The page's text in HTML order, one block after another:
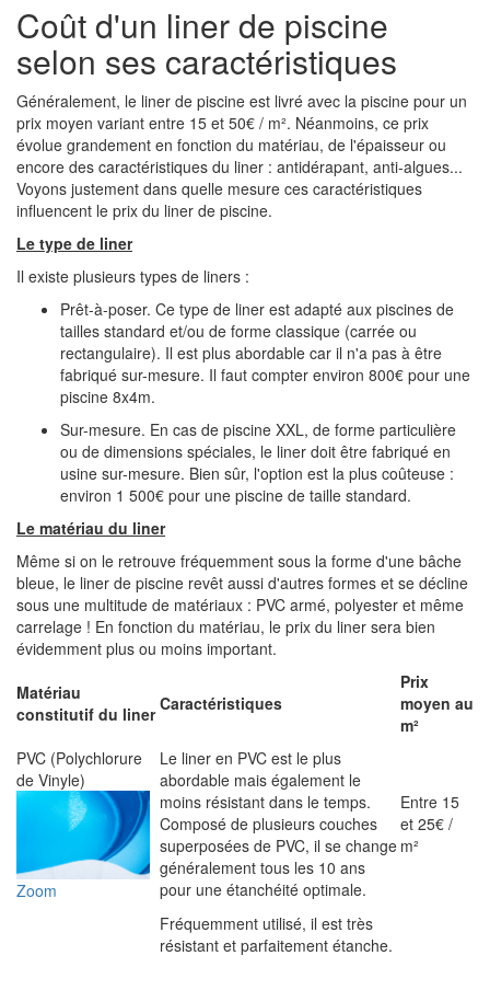
Coût d'un liner de piscine
selon ses caractéristiques
Généralement, le liner de piscine est livré avec la piscine pour un
prix moyen variant entre 15 et 50€ / m². Néanmoins, ce prix
évolue grandement en fonction du matériau, de l'épaisseur ou
encore des caractéristiques du liner : antidérapant, anti-algues...
Voyons justement dans quelle mesure ces caractéristiques
influencent le prix du liner de piscine.
Le type de liner
Il existe plusieurs types de liners :
Prêt-à-poser. Ce type de liner est adapté aux piscines de
tailles standard et/ou de forme classique (carrée ou
rectangulaire). Il est plus abordable car il n'a pas à être
fabriqué sur-mesure. Il faut compter environ 800€ pour une
piscine 8x4m.
Sur-mesure. En cas de piscine XXL, de forme particulière
ou de dimensions spéciales, le liner doit être fabriqué en
usine sur-mesure. Bien sûr, l'option est la plus coûteuse :
environ 1 500€ pour une piscine de taille standard.
Le matériau du liner
Même si on le retrouve fréquemment sous la forme d'une bâche
bleue, le liner de piscine revêt aussi d'autres formes et se décline
sous une multitude de matériaux : PVC armé, polyester et même
carrelage ! En fonction du matériau, le prix du liner sera bien
évidemment plus ou moins important.
Matériau
constitutif du liner Caractéristiques
Prix
moyen au
m²
PVC (Polychlorure
de Vinyle)
Zoom
Le liner en PVC est le plus
abordable mais également le
moins résistant dans le temps.
Composé de plusieurs couches
superposées de PVC, il se change
généralement tous les 10 ans
pour une étanchéité optimale.
Entre 15
et 25€ /
m²
Fréquemment utilisé, il est très
résistant et parfaitement étanche.